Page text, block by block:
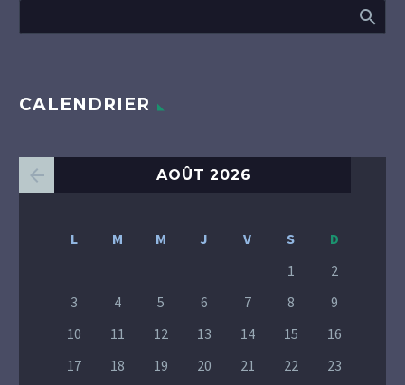
CALENDRIER
AOÛT 2026
L M M J V S
D
1
2
3
4 5 6 7 8
9
10
11 12 13 14 15
16
17
18 19 20 21 22
23